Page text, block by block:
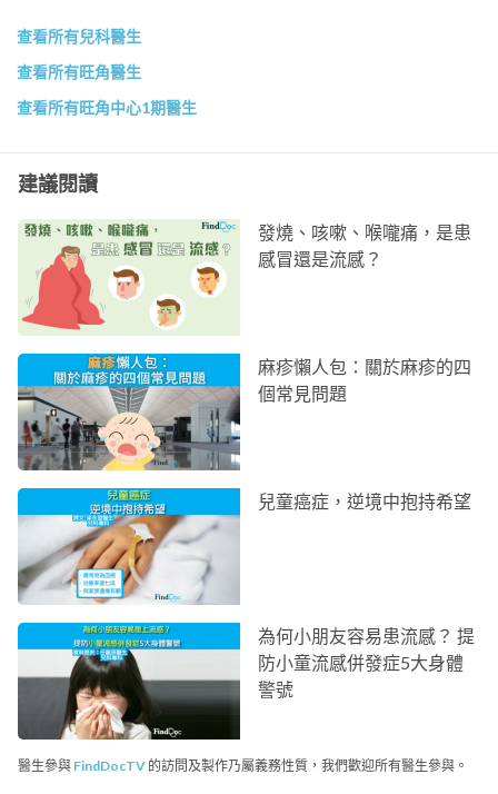
查看所有兒科醫生
查看所有旺角醫生
查看所有旺角中心1期醫生
建議閱讀
發燒、咳嗽、喉嚨痛，是患
感冒還是流感？
麻疹懶人包：關於麻疹的四
個常見問題
兒童癌症，逆境中抱持希望
為何小朋友容易患流感？ 提
防小童流感併發症5大身體
警號
醫生參與 FindDocTV 的訪問及製作乃屬義務性質，我們歡迎所有醫生參與。